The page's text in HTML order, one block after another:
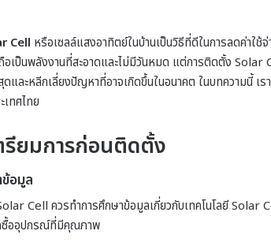
Cell หรือเซลล์แสงอาทิตย์ในบ้านเป็นวิธีที่ดีในการลดค่าใ
เป็นพลังงานที่สะอาดและไม่มีวันหมด แต่การติดตั้ง
และหลีกเลี่ยงปัญหาที่อาจเกิดขึ้นในอนาคต ในบทความนี้
เทศไทย
รียมการก่อนติดตั้ง
อมูล
Cell ควรทำการศึกษาข้อมูลเกี่ยวกับเทคโนโลยี Solar
ซื้ออุปกรณ์ที่มีคุณภาพ